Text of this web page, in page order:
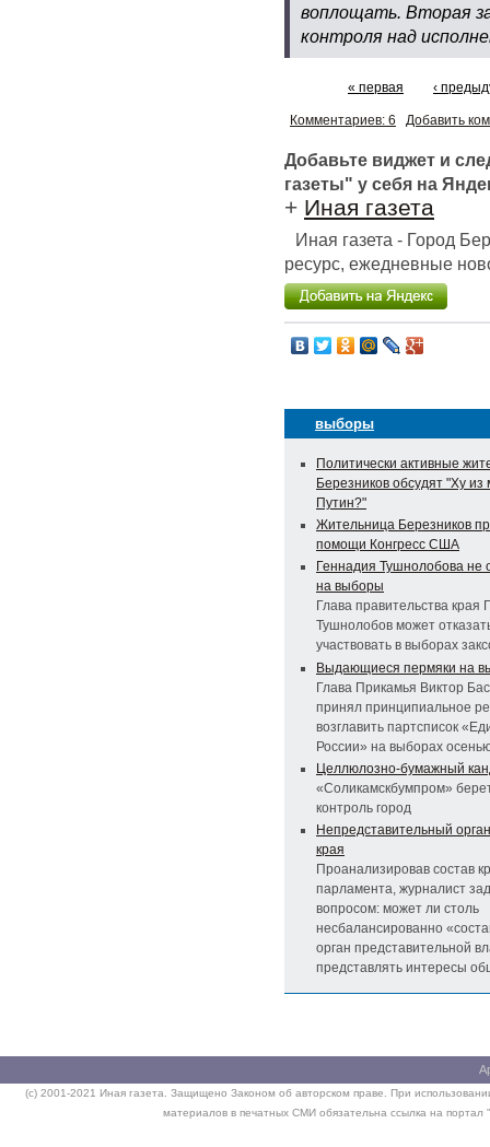
воплощать. Вторая
контроля над
« первая ‹
Комментариев: 6 Добавить
Добавьте виджет и
газеты" у себя на
+ Иная газета
Иная газета - Город
ресурс, ежедневные
выборы
Политически активные
Березников обсудят "Ху из
Путин?"
Жительница Березников
помощи Конгресс США
Геннадия Тушнолобова не
на выборы
Глава правительства края
Тушнолобов может
участвовать в выборах
Выдающиеся пермяки на
Глава Прикамья Виктор
принял принципиальное
возглавить партсписок
России» на выборах
Целлюлозно-бумажный
«Соликамскбумпром»
контроль город
Непредставительный
края
Проанализировав состав
парламента, журналист
вопросом: может ли столь
несбалансированно
орган представительной
представлять интересы
(c) 2001-2021 Иная газета. Защищено Законом об авторском праве. При
материалов в печатных СМИ обязательна ссылка на